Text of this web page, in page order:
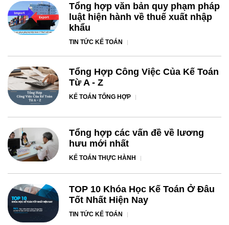
Tổng hợp văn bản quy phạm pháp
luật hiện hành về thuế xuất nhập
khẩu
TIN TỨC KẾ TOÁN
Tổng Hợp Công Việc Của Kế Toán
Từ A - Z
KẾ TOÁN TỔNG HỢP
Tổng hợp các vấn đề về lương
hưu mới nhất
KẾ TOÁN THỰC HÀNH
TOP 10 Khóa Học Kế Toán Ở Đâu
Tốt Nhất Hiện Nay
TIN TỨC KẾ TOÁN